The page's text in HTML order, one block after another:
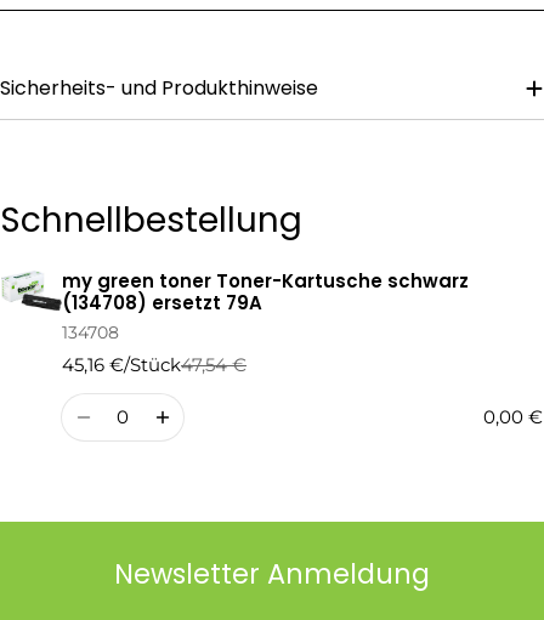
Frage Senden
Sicherheits- und Produkthinweise
Schnellbestellung
Ihr
Warenkorb
my green toner Toner-Kartusche schwarz
(134708) ersetzt 79A
134708
45,16 €/Stück
Regulärer
Preis
47,54 €
Verkaufspreis
Menge
0,00 €
Newsletter Anmeldung